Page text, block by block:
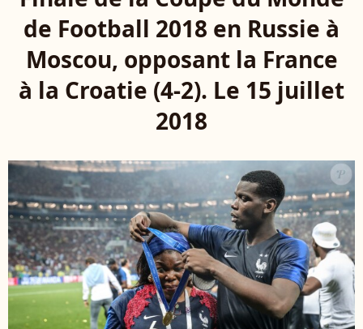
de Football 2018 en Russie à
Moscou, opposant la France
à la Croatie (4-2). Le 15 juillet
2018